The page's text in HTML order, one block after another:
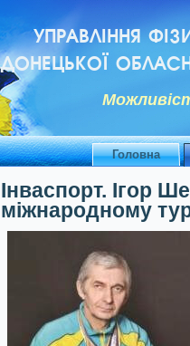
УПРАВЛІННЯ
ДОНЕЦЬКОЇ
Головна
Інваспорт. Ігор
міжнародному